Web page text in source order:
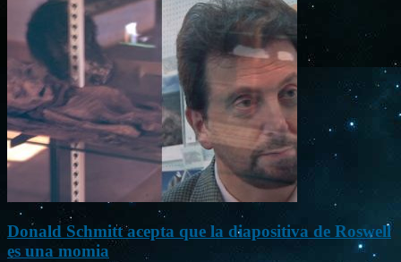
Donald Schmitt acepta que la diapositiva de Roswell
es una momia